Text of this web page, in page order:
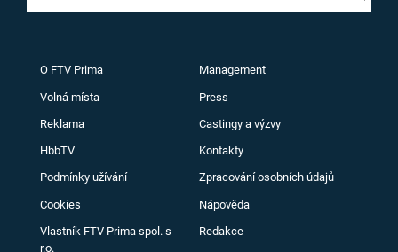
O FTV Prima Management
Volná místa Press
Reklama Castingy a výzvy
HbbTV Kontakty
Podmínky užívání Zpracování osobních údajů
Cookies Nápověda
Vlastník FTV Prima spol. s
r.o.
Redakce